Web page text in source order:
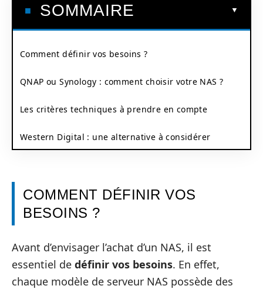
SOMMAIRE
Comment définir vos besoins ?
QNAP ou Synology : comment choisir votre NAS ?
Les critères techniques à prendre en compte
Western Digital : une alternative à considérer
COMMENT DÉFINIR VOS
BESOINS ?
Avant d’envisager l’achat d’un NAS, il est
essentiel de définir vos besoins. En effet,
chaque modèle de serveur NAS possède des